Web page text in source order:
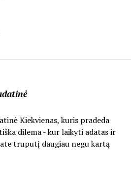
Kiekvienas, kuris pradeda
dilema - kur laikyti adatas ir
truputį daugiau negu kartą